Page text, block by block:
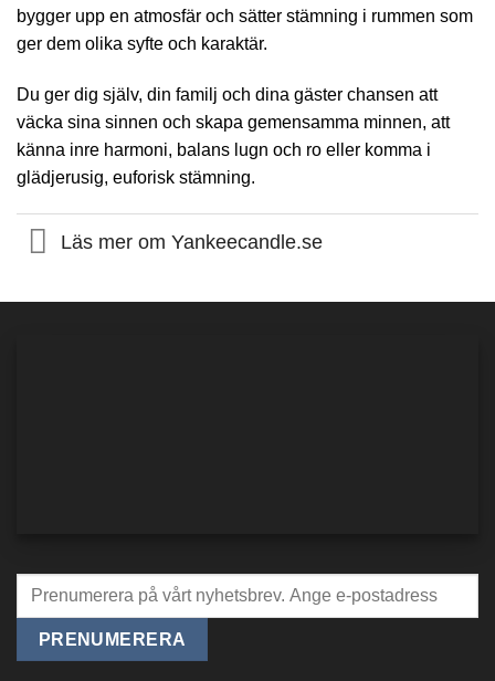
bygger upp en atmosfär och sätter stämning i rummen som
ger dem olika syfte och karaktär.
Du ger dig själv, din familj och dina gäster chansen att
väcka sina sinnen och skapa gemensamma minnen, att
känna inre harmoni, balans lugn och ro eller komma i
glädjerusig, euforisk stämning.
Läs mer om Yankeecandle.se